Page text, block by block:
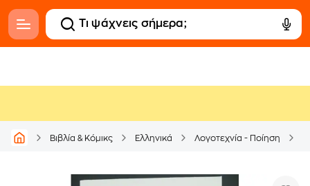
Βιβλία & Κόμικς Ελληνικά Λογοτεχνία - Ποίηση